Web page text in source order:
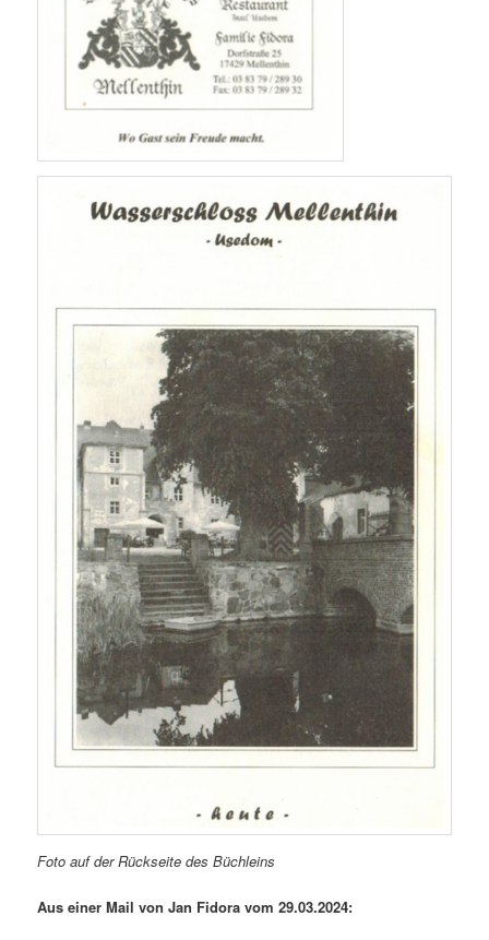
Foto auf der Rückseite des Büchleins
Aus einer Mail von Jan Fidora vom 29.03.2024: